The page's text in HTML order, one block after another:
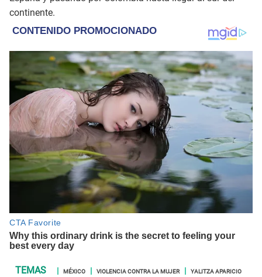
continente.
MÉXICO VIOLENCIA CONTRA LA MUJER YALITZA APARICIO